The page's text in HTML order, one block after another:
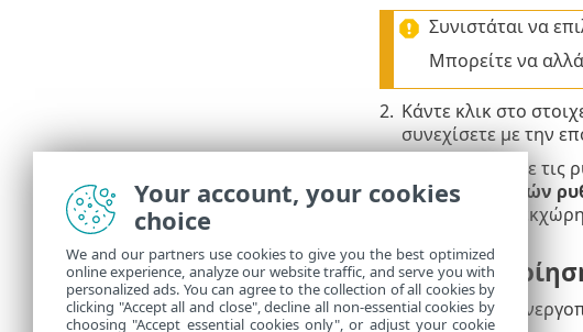
Συνιστάται να
Μπορείτε να
2. Κάντε κλικ στο
συνεχίσετε με την
Μπορείτε να δείτε τις
μέσω των βασικών
να αλλάξετε την
Μπορείτε να
Your account, your cookies
choice
We and our partners use cookies to give you the best optimized
online experience, analyze our website traffic, and serve you with
personalized ads. You can agree to the collection of all cookies by
clicking "Accept all and close", decline all non-essential cookies by
choosing "Accept essential cookies only", or adjust your cookie